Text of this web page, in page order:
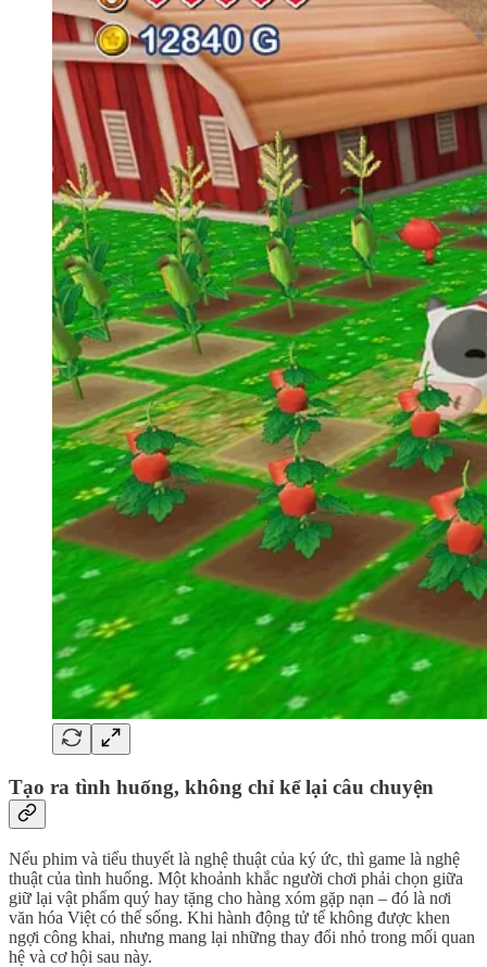
Tạo ra tình huống, không chỉ kể lại câu chuyện
Nếu phim và tiểu thuyết là nghệ thuật của ký ức, thì game là nghệ
thuật của tình huống. Một khoảnh khắc người chơi phải chọn giữa
giữ lại vật phẩm quý hay tặng cho hàng xóm gặp nạn – đó là nơi
văn hóa Việt có thể sống. Khi hành động tử tế không được khen
ngợi công khai, nhưng mang lại những thay đổi nhỏ trong mối quan
hệ và cơ hội sau này.